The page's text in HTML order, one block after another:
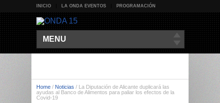
INICIO LA ONDA EVENTOS PROGRAMACIÓN
MENU
Home / Noticias / La Diputación de Alicante duplicará las
ayudas al Banco de Alimentos para paliar los efectos de la
Covid-19